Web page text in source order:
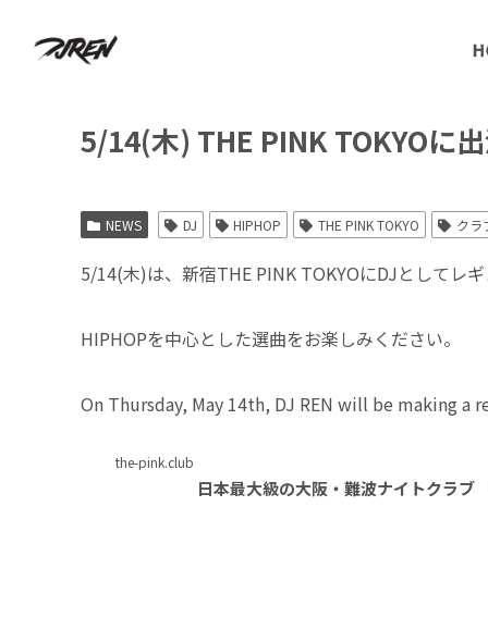
5/14(木) THE PINK TOKYOに出
NEWS DJ HIPHOP THE PINK TOKYO クラ
5/14(木)は、新宿THE PINK TOKYOにDJとしてレギ
HIPHOPを中心とした選曲をお楽しみください。
On Thursday, May 14th, DJ REN will be making a
the-pink.club
日本最大級の大阪・難波ナイトクラブ